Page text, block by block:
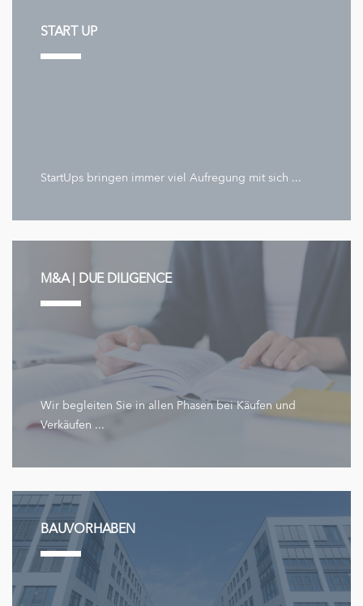
START UP
StartUps bringen immer viel Aufregung mit sich ...
M&A | DUE DILIGENCE
Wir begleiten Sie in allen Phasen bei Käufen und
Verkäufen ...
BAUVORHABEN